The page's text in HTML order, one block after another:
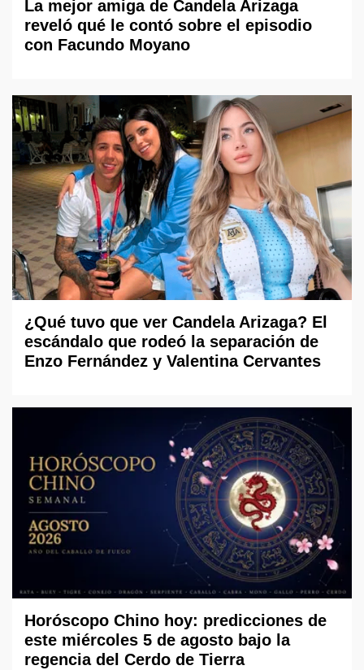
La mejor amiga de Candela Arizaga
reveló qué le contó sobre el episodio
con Facundo Moyano
¿Qué tuvo que ver Candela Arizaga? El
escándalo que rodeó la separación de
Enzo Fernández y Valentina Cervantes
Horóscopo Chino hoy: predicciones de
este miércoles 5 de agosto bajo la
regencia del Cerdo de Tierra